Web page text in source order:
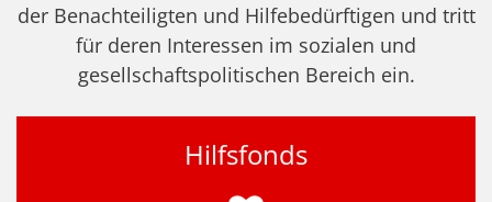
der Benachteiligten und Hilfebedürftigen und tritt
für deren Interessen im sozialen und
gesellschaftspolitischen Bereich ein.
Hilfsfonds